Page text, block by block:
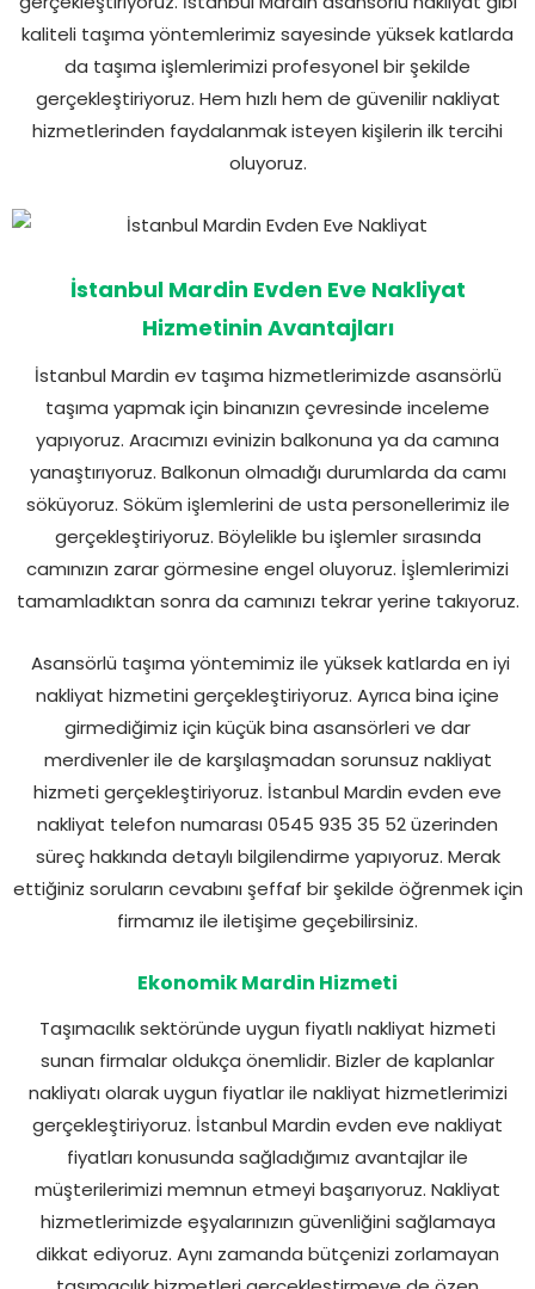
kaliteli taşıma yöntemlerimiz sayesinde yüksek katlarda
da taşıma işlemlerimizi profesyonel bir şekilde
gerçekleştiriyoruz. Hem hızlı hem de güvenilir nakliyat
hizmetlerinden faydalanmak isteyen kişilerin ilk tercihi
oluyoruz.
İstanbul Mardin Evden Eve Nakliyat
Hizmetinin Avantajları
İstanbul Mardin ev taşıma hizmetlerimizde asansörlü
taşıma yapmak için binanızın çevresinde inceleme
yapıyoruz. Aracımızı evinizin balkonuna ya da camına
yanaştırıyoruz. Balkonun olmadığı durumlarda da camı
söküyoruz. Söküm işlemlerini de usta personellerimiz ile
gerçekleştiriyoruz. Böylelikle bu işlemler sırasında
camınızın zarar görmesine engel oluyoruz. İşlemlerimizi
tamamladıktan sonra da camınızı tekrar yerine takıyoruz.
Asansörlü taşıma yöntemimiz ile yüksek katlarda en iyi
nakliyat hizmetini gerçekleştiriyoruz. Ayrıca bina içine
girmediğimiz için küçük bina asansörleri ve dar
merdivenler ile de karşılaşmadan sorunsuz nakliyat
hizmeti gerçekleştiriyoruz. İstanbul Mardin evden eve
nakliyat telefon numarası 0545 935 35 52 üzerinden
süreç hakkında detaylı bilgilendirme yapıyoruz. Merak
ettiğiniz soruların cevabını şeffaf bir şekilde öğrenmek için
firmamız ile iletişime geçebilirsiniz.
Ekonomik Mardin Hizmeti
Taşımacılık sektöründe uygun fiyatlı nakliyat hizmeti
sunan firmalar oldukça önemlidir. Bizler de kaplanlar
nakliyatı olarak uygun fiyatlar ile nakliyat hizmetlerimizi
gerçekleştiriyoruz. İstanbul Mardin evden eve nakliyat
fiyatları konusunda sağladığımız avantajlar ile
müşterilerimizi memnun etmeyi başarıyoruz. Nakliyat
hizmetlerimizde eşyalarınızın güvenliğini sağlamaya
dikkat ediyoruz. Aynı zamanda bütçenizi zorlamayan